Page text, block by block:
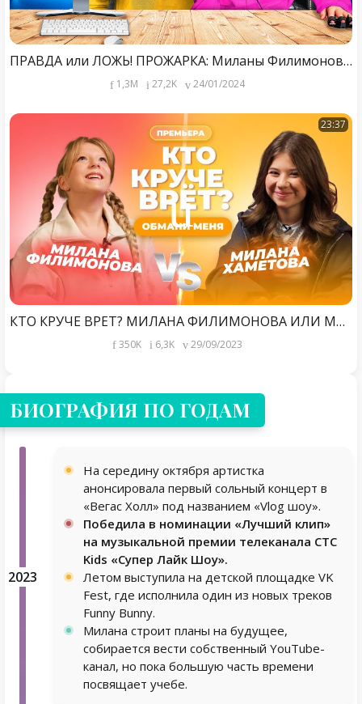
ПРАВДА или ЛОЖЬ! ПРОЖАРКА: Миланы Филимоновой
1,3M 27,2K 24/01/2024
23:37
КТО КРУЧЕ ВРЁТ? МИЛАНА ФИЛИМОНОВА ИЛИ МИЛАНА ХАМЕТОВА? | Обмани меня | Выпуск 9
350K 6,3K 29/09/2023
БИОГРАФИЯ ПО ГОДАМ
2023
На середину октября артистка
анонсировала первый сольный концерт в
«Вегас Холл» под названием «Vlog шоу».
Победила в номинации «Лучший клип»
на музыкальной премии телеканала СТС
Kids «Супер Лайк Шоу».
Летом выступила на детской площадке VK
Fest, где исполнила один из новых треков
Funny Bunny.
Милана строит планы на будущее,
собирается вести собственный YouTube-
канал, но пока большую часть времени
посвящает учебе.